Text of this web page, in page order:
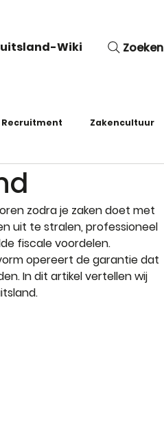
Wiki Zoeken
Recruitment Zakencultuur
zodra je zaken doet met
uit te stralen, professioneel
fiscale voordelen.
opereert de garantie dat
In dit artikel vertellen wij